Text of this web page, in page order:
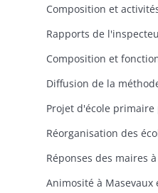
Composition et
Rapports de
Composition et
Diffusion de la
Projet d'école
Réorganisation des